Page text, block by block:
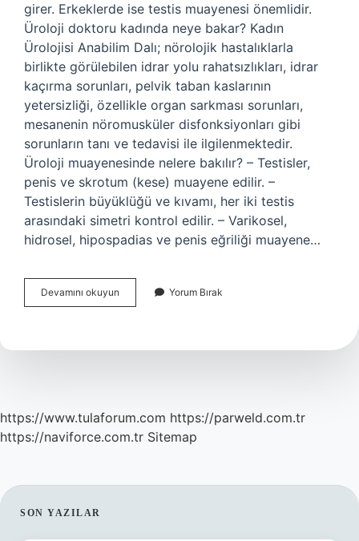
girer. Erkeklerde ise testis muayenesi önemlidir.
Üroloji doktoru kadında neye bakar? Kadın
Ürolojisi Anabilim Dalı; nörolojik hastalıklarla
birlikte görülebilen idrar yolu rahatsızlıkları, idrar
kaçırma sorunları, pelvik taban kaslarının
yetersizliği, özellikle organ sarkması sorunları,
mesanenin nöromusküler disfonksiyonları gibi
sorunların tanı ve tedavisi ile ilgilenmektedir.
Üroloji muayenesinde nelere bakılır? – Testisler,
penis ve skrotum (kese) muayene edilir. –
Testislerin büyüklüğü ve kıvamı, her iki testis
arasındaki simetri kontrol edilir. – Varikosel,
hidrosel, hipospadias ve penis eğriliği muayene…
Devamını okuyun
Üroloji
Yapılır
Yorum Bırak
https://www.tulaforum.com https://parweld.com.tr
https://naviforce.com.tr Sitemap
SIDEBAR
SON YAZILAR